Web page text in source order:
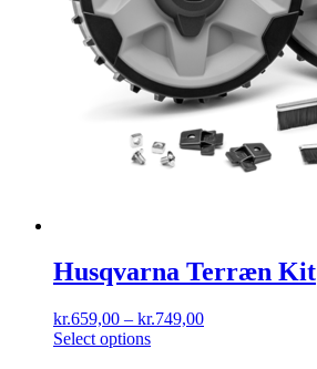
Husqvarna Terræn Kit
kr.659,00 – kr.749,00
Select options